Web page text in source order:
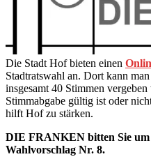
Die Stadt Hof bieten einen
Stadtratswahl an. Dort kann
insgesamt 40 Stimmen
Stimmabgabe gültig ist oder
hilft Hof zu stärken.
DIE FRANKEN bitten Sie
Wahlvorschlag Nr. 8.